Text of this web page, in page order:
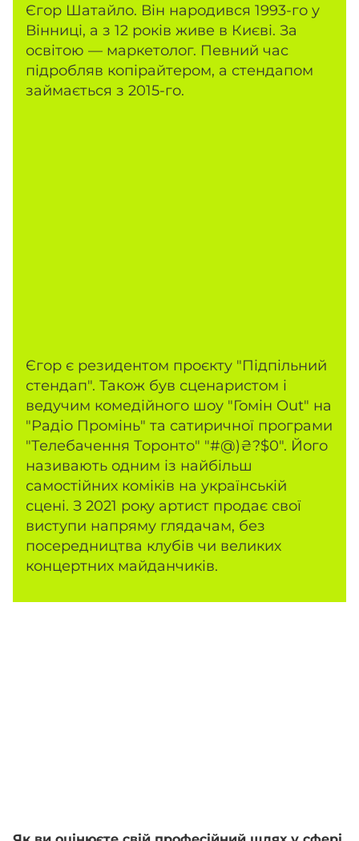
Єгор Шатайло. Він народився 1993-го у
Вінниці, а з 12 років живе в Києві. За
освітою — маркетолог. Певний час
підробляв копірайтером, а стендапом
займається з 2015-го.
Єгор є резидентом проєкту "Підпільний
стендап". Також був сценаристом і
ведучим комедійного шоу "Гомін Out" на
"Радіо Промінь" та сатиричної програми
"Телебачення Торонто" "#@)₴?$0". Його
називають одним із найбільш
самостійних коміків на українській
сцені. З 2021 року артист продає свої
виступи напряму глядачам, без
посередництва клубів чи великих
концертних майданчиків.